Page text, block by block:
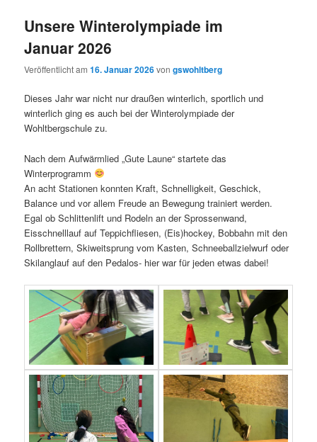
Unsere Winterolympiade im
Januar 2026
Veröffentlicht am16. Januar 2026vongswohltberg
Dieses Jahr war nicht nur draußen winterlich, sportlich und
winterlich ging es auch bei der Winterolympiade der
Wohltbergschule zu.
Nach dem Aufwärmlied „Gute Laune“ startete das
Winterprogramm
An acht Stationen konnten Kraft, Schnelligkeit, Geschick,
Balance und vor allem Freude an Bewegung trainiert werden.
Egal ob Schlittenlift und Rodeln an der Sprossenwand,
Eisschnelllauf auf Teppichfliesen, (Eis)hockey, Bobbahn mit den
Rollbrettern, Skiweitsprung vom Kasten, Schneeballzielwurf oder
Skilanglauf auf den Pedalos- hier war für jeden etwas dabei!